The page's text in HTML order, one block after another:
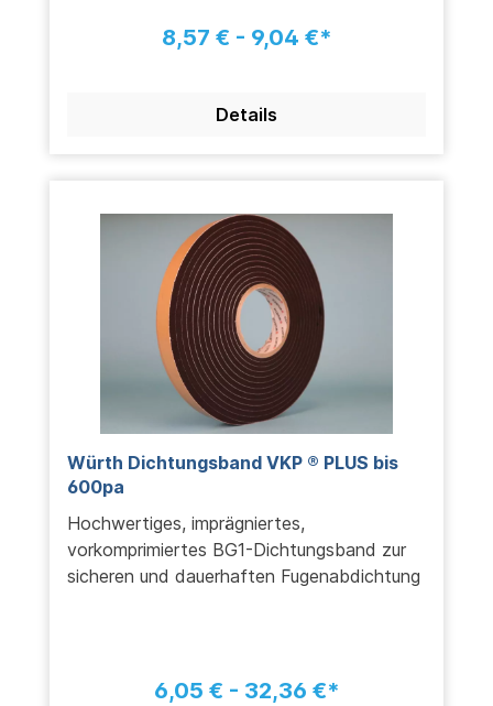
8,57 € - 9,04 €*
Details
Würth Dichtungsband VKP ® PLUS bis
600pa
Hochwertiges, imprägniertes,
vorkomprimiertes BG1-Dichtungsband zur
sicheren und dauerhaften Fugenabdichtung
6,05 € - 32,36 €*